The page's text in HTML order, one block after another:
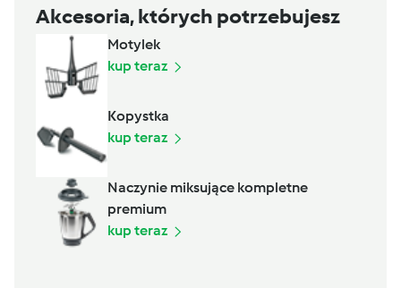
Akcesoria, których potrzebujesz
Motylek
kup teraz
Kopystka
kup teraz
Naczynie miksujące kompletne
premium
kup teraz